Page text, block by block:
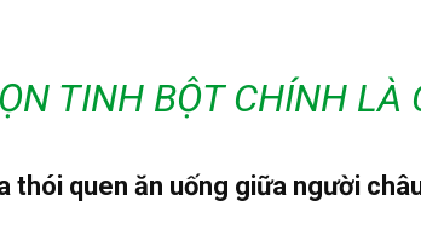
TINH BỘT CHÍNH LÀ
thói quen ăn uống giữa người